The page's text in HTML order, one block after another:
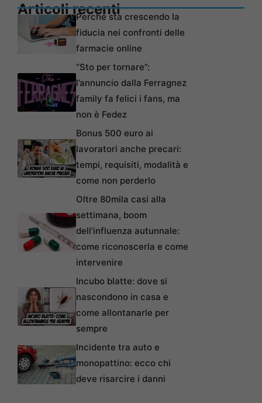
Articoli recentiPerché sta crescendo la
fiducia nei confronti delle
farmacie online
“Sto per tornare”:
l’annuncio dalla Ferragnez
family fa felici i fans, ma
non è Fedez
Bonus 500 euro ai
lavoratori anche precari:
tempi, requisiti, modalità e
come non perderlo
Oltre 80mila casi alla
settimana, boom
dell’influenza autunnale:
come riconoscerla e come
intervenire
Incubo blatte: dove si
nascondono in casa e
come allontanarle per
sempre
Incidente tra auto e
monopattino: ecco chi
deve risarcire i danni